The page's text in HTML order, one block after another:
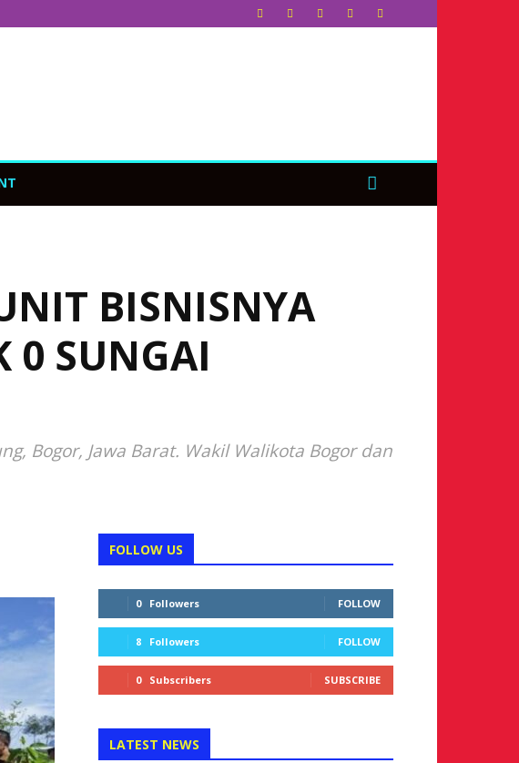
BISNISNYA
0 SUNGAI
Bogor, Jawa Barat. Wakil Walikota Bogor dan
FOLLOW US
0 Followers FOLLOW
8 Followers FOLLOW
0 Subscribers SUBSCRIBE
LATEST NEWS